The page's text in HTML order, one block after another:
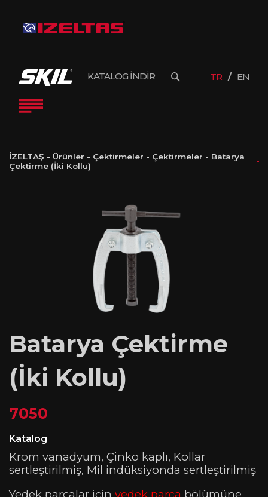
KATALOG İNDİR TR EN
İZELTAŞ - Ürünler - Çektirmeler - Çektirmeler - Batarya
Çektirme (İki Kollu)
Batarya Çektirme
(İki Kollu)
7050
Katalog
Krom vanadyum, Çinko kaplı, Kollar
sertleştirilmiş, Mil indüksiyonda sertleştirilmiş